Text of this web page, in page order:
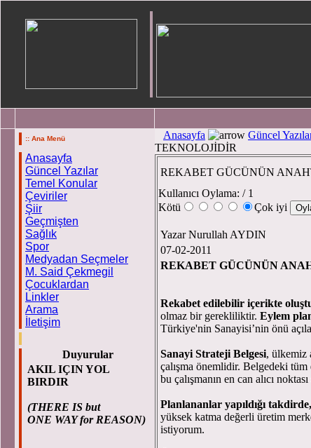
:: Ana Menü
Anasayfa
Güncel Yazılar
Temel Konular
Çeviriler
Şiir
Geçmişten
Sağlık
Spor
Medyadan Seçmeler
M. Said Çekmegil
Çocuklardan
Linkler
Arama
İletişim
Duyurular
AKIL IÇIN YOL
BIRDIR
(THERE IS but
ONE WAY for REASON)
Anasayfa Güncel
TEKNOLOJİDİR
REKABET GÜCÜNÜN
Kullanıcı Oylama: / 1
Kötü
Çok iyi
Yazar Nurullah AYDIN
07-02-2011
REKABET GÜCÜNÜN
Rekabet edilebilir içerikte
olmaz bir gerekliliktir. Eylem
Türkiye'nin Sanayisi’nin önü
Sanayi Strateji Belgesi, ülkemiz
çalışma önemlidir. Belgedeki tüm
bu çalışmanın en can alıcı
Planlananlar yapıldığı takdirde,
yüksek katma değerli üretim
istiyorum.